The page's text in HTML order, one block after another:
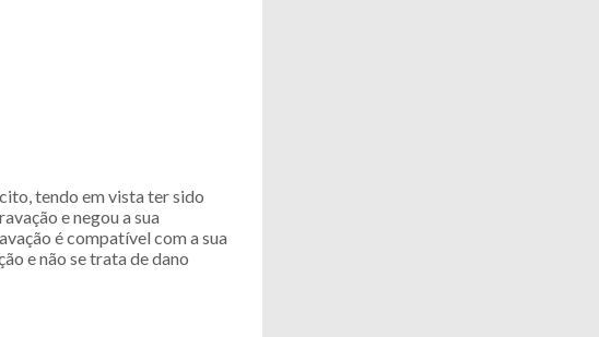
tendo em vista ter sido
e negou a sua
é compatível com a sua
e não se trata de dano